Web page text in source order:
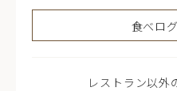
食べロ
レストラン以外